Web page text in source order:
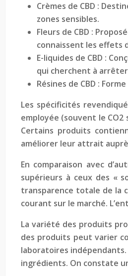
Crèmes de CBD :
zones sensibles.
Fleurs de CBD :
connaissent les effets
E-liquides de CBD :
qui cherchent à
Résines de CBD :
Les spécificités
employée (souvent le
Certains produits
améliorer leur attrait
En comparaison avec
supérieurs à ceux des «
transparence totale de la
courant sur le marché.
La variété des produits
des produits peut varier
laboratoires
ingrédients. On constate